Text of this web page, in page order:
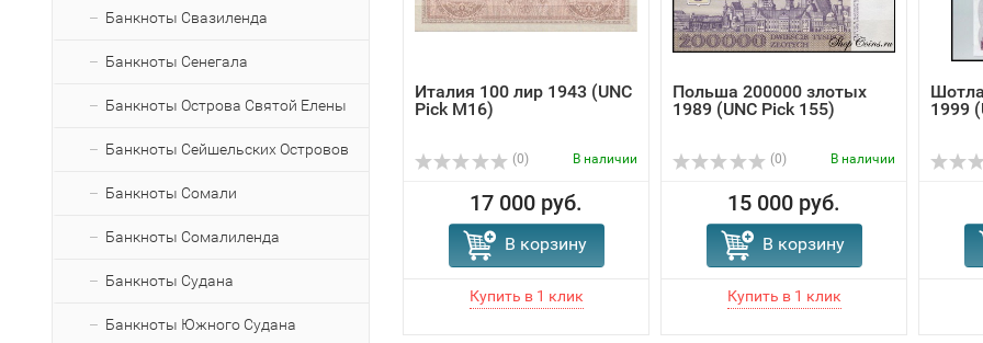
Банкноты Свазиленда
Банкноты Сенегала
Банкноты Острова Святой Елены
Банкноты Сейшельских Островов
Банкноты Сомали
Банкноты Сомалиленда
Банкноты Судана
Банкноты Южного Судана
Италия 100 лир 1943 (UNC
Pick M16)
(0) В наличии
17 000 руб.
В корзину
Польша 200000 злотых
1989 (UNC Pick 155)
(0) В наличии
15 000 руб.
В корзину
1999